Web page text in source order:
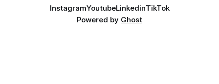
InstagramYoutubeLinkedinTikTok
Powered by Ghost